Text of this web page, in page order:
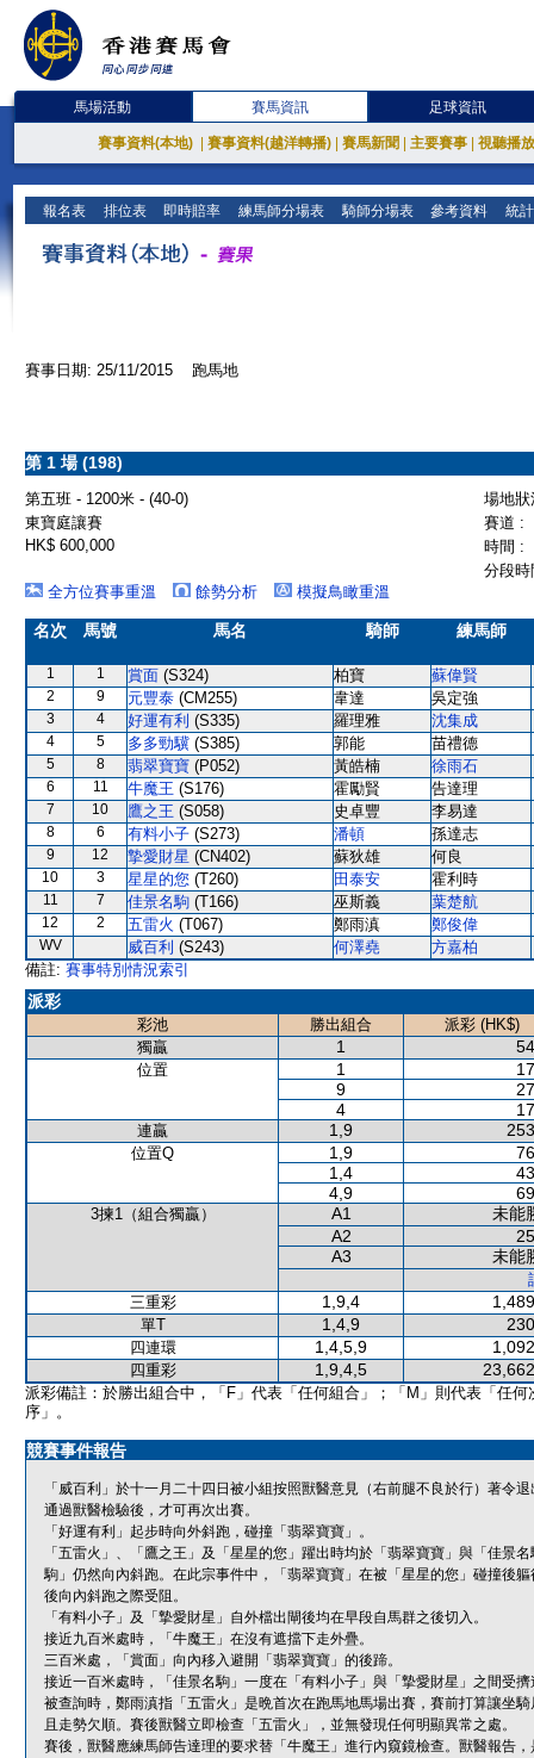
馬場活動 賽馬資訊 足球資訊
賽事資料(本地) 賽事資料(越洋轉播) 賽馬新聞 主要賽事 視聽播
報名表 排位表 即時賠率 練馬師分場表 騎師分場表 參考資料 統
賽事日期: 25/11/2015 跑馬地
第 1 場 (198)
第五班 - 1200米 - (40-0)
場地
東寶庭讓賽
賽道 :
HK$ 600,000
時間 :
分段
全方位賽事重溫
餘勢分析 模擬鳥瞰重溫
名次 馬號 馬名 騎師 練馬師
1 1 賞面 (S324) 柏寶 蘇偉賢
2 9 元豐泰 (CM255) 韋達 吳定強
3 4 好運有利 (S335) 羅理雅 沈集成
4 5 多多勁驥 (S385) 郭能 苗禮德
5 8 翡翠寶寶 (P052) 黃皓楠 徐雨石
6 11 牛魔王 (S176) 霍勵賢 告達理
7 10 鷹之王 (S058) 史卓豐 李易達
8 6 有料小子 (S273) 潘頓 孫達志
9 12 摯愛財星 (CN402) 蘇狄雄 何良
10 3 星星的您 (T260) 田泰安 霍利時
11 7 佳景名駒 (T166) 巫斯義 葉楚航
12 2 五雷火 (T067) 鄭雨滇 鄭俊偉
WV 威百利 (S243) 何澤堯
方嘉柏
備註: 賽事特別情況索引
派彩
彩池 勝出組合
派彩 (HK$)
獨贏
1
位置 1
9
4
連贏 1,9
位置Q 1,9
1,4
4,9
3揀1（組合獨贏） A1
未能
A2
A3
未能
三重彩
1,9,4
單T 1,4,9
四連環 1,4,5,9
四重彩 1,9,4,5
派彩備註：於勝出組合中，「F」代表「任何組合」；「M」則代表「任何
序」。
競賽事件報告
「威百利」於十一月二十四日被小組按照獸醫意見（右前腿不良於行）著令
通過獸醫檢驗後，才可再次出賽。
「好運有利」起步時向外斜跑，碰撞「翡翠寶寶」。
「五雷火」、「鷹之王」及「星星的您」躍出時均於「翡翠寶寶」與「佳景
駒」仍然向內斜跑。在此宗事件中，「翡翠寶寶」在被「星星的您」碰撞後
後向內斜跑之際受阻。
「有料小子」及「摯愛財星」自外檔出閘後均在早段自馬群之後切入。
接近九百米處時，「牛魔王」在沒有遮擋下走外疊。
三百米處，「賞面」向內移入避開「翡翠寶寶」的後蹄。
接近一百米處時，「佳景名駒」一度在「有料小子」與「摯愛財星」之間受
被查詢時，鄭雨滇指「五雷火」是晩首次在跑馬地馬場出賽，賽前打算讓坐
且走勢欠順。賽後獸醫立即檢查「五雷火」，並無發現任何明顯異常之處。
賽後，獸醫應練馬師告達理的要求替「牛魔王」進行內窺鏡檢查。獸醫報告